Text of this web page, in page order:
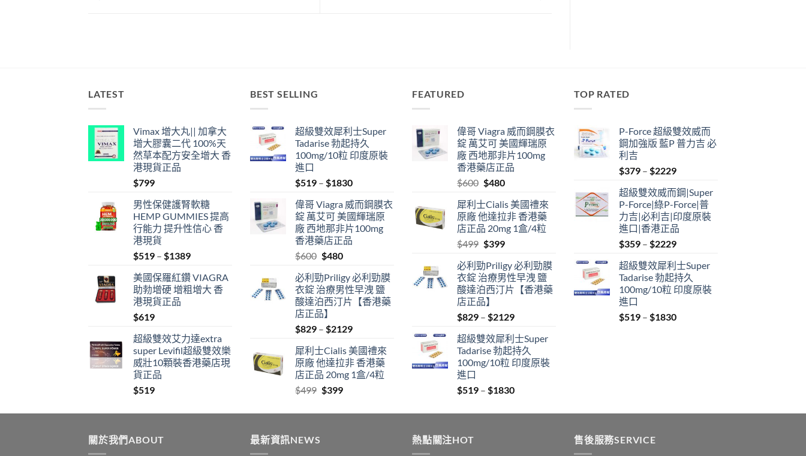
LATEST
Vimax 增大丸|| 加拿大
增大膠囊二代 100%天
然草本配方安全增大 香
港現貨正品
$799
男性保健護腎軟糖
HEMP GUMMIES 提高
行能力 提升性信心 香
港現貨
$519 – $1389Price
$519
through
美國保羅紅鑽 VIAGRA
助勃增硬 增粗增大 香
港現貨正品
$619
超級雙效艾力達extra
super Levifil超級雙效樂
威壯10顆裝香港藥店現
貨正品
$519
BEST SELLING
超級雙效犀利士Super
Tadarise 勃起持久
100mg/10粒 印度原裝
進口
$519 – $1830Price
$519
through
$1830
偉哥 Viagra 威而鋼膜衣
錠 萬艾可 美國輝瑞原
廠 西地那非片100mg
香港藥店正品
$600 Original
was:
$600.
$480Current
is:
$480.
必利勁Priligy 必利勁膜
衣錠 治療男性早洩 鹽
酸達泊西汀片【香港藥
店正品】
$829 – $2129Price
$829
through
$2129
犀利士Cialis 美國禮來
原廠 他達拉非 香港藥
店正品 20mg 1盒/4粒
$499 Original
was:
$399Current
is:
FEATURED
偉哥 Viagra 威而鋼膜衣
錠 萬艾可 美國輝瑞原
廠 西地那非片100mg
香港藥店正品
$600 Original
was:
$600.
$480Current
is:
$480.
犀利士Cialis 美國禮來
原廠 他達拉非 香港藥
店正品 20mg 1盒/4粒
$499 Original
was:
$499.
$399Current
is:
$399.
必利勁Priligy 必利勁膜
衣錠 治療男性早洩 鹽
酸達泊西汀片【香港藥
店正品】
$829 – $2129Price
$829
through
$2129
超級雙效犀利士Super
Tadarise 勃起持久
100mg/10粒 印度原裝
進口
$519 – $1830Price
$519
TOP RATED
P-Force 超級雙效威而
鋼加強版 藍P 普力吉 必
利吉
$379 – $2229Price
$379
through
$2229
超級雙效威而鋼|Super
P-Force|綠P-Force|普
力吉|必利吉|印度原裝
進口|香港正品
$359 – $2229Price
$359
through
$2229
超級雙效犀利士Super
Tadarise 勃起持久
100mg/10粒 印度原裝
進口
$519 – $1830Price
關於我們ABOUT 最新資訊NEWS 熱點關注HOT 售後服務SERVICE